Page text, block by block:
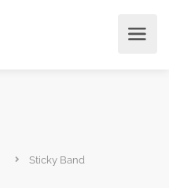
Sticky Band